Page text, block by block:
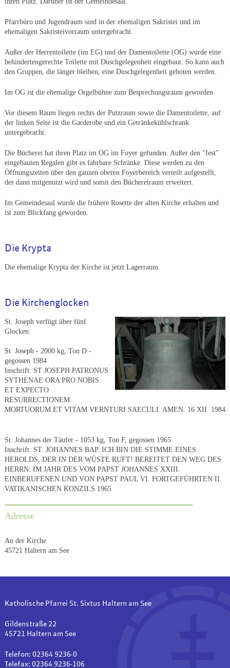
Pfarrbüro und Jugendraum sind in der ehemaligen Sakristei und im
ehemaligen Sakristeivorraum untergebracht.
Außer der Herrentoilette (im EG) und der Damentoilette (OG) wurde eine
behindertengerechte Toilette mit Duschgelegenheit eingebaut. So kann auch
den Gruppen, die länger bleiben, eine Duschgelegenheit geboten werden.
Im OG ist die ehemalige Orgelbühne zum Besprechungsraum geworden.
Vor diesem Raum liegen rechts der Putzraum sowie die Damentoilette, auf
der linken Seite ist die Garderobe und ein Getränkekühlschrank
untergebracht.
Die Bücherei hat ihren Platz im OG im Foyer gefunden. Außer den "fest"
eingebauten Regalen gibt es fahrbare Schränke. Diese werden zu den
Öffnungszeiten über den ganzen oberen Foyerbereich verteilt aufgestellt,
der dann mitgenutzt wird und somit den Büchereiraum erweitert.
Im Gemeindesaal wurde die frühere Rosette der alten Kirche erhalten und
ist zum Blickfang geworden.
Die Krypta
Die ehemalige Krypta der Kirche ist jetzt Lagerraum.
Die Kirchenglocken
St. Joseph verfügt über fünf
Glocken:
St. Joseph - 2000 kg, Ton D -
gegossen 1984
Inschrift: ST JOSEPH PATRONUS
SYTHENAE ORA PRO NOBIS.
ET EXPECTO
RESURRECTIONEM
MORTUORUM ET VITAM VERNTURI SAECULI. AMEN. 16 XII. 1984
St. Johannes der Täufer - 1053 kg, Ton F, gegossen 1965
Inschrift: ST. JOHANNES BAP. ICH BIN DIE STIMME EINES
HEROLDS, DER IN DER WÜSTE RUFT! BEREITET DEN WEG DES
HERRN: IM JAHR DES VOM PAPST JOHANNES XXIII.
EINBERUFENEN UND VON PAPST PAUL VI. FORTGEFÜHRTEN II.
VATIKANISCHEN KONZILS 1965
Adresse
An der Kirche
45721 Haltern am See
Katholische Pfarrei St. Sixtus Haltern am See
Gildenstraße 22
45721 Haltern am See
Telefon: 02364 9236-0
Telefax: 02364 9236-106